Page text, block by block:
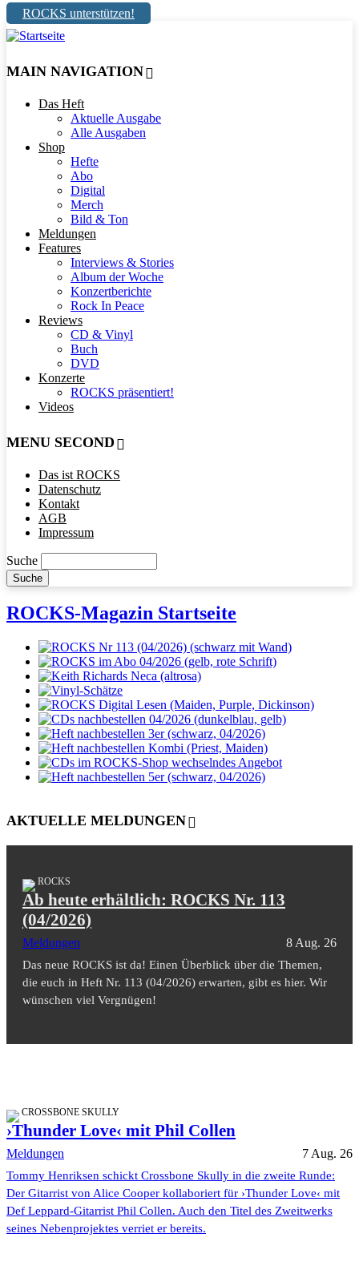
ROCKS unterstützen!
MAIN NAVIGATION
Das Heft
Aktuelle Ausgabe
Alle Ausgaben
Shop
Hefte
Abo
Digital
Merch
Bild & Ton
Meldungen
Features
Interviews & Stories
Album der Woche
Konzertberichte
Rock In Peace
Reviews
CD & Vinyl
Buch
DVD
Konzerte
ROCKS präsentiert!
Videos
MENU SECOND
Das ist ROCKS
Datenschutz
Kontakt
AGB
Impressum
Suche
ROCKS-Magazin Startseite
AKTUELLE MELDUNGEN
ROCKS
Ab heute erhältlich: ROCKS Nr. 113
(04/2026)
Meldungen 8 Aug. 26
Das neue ROCKS ist da! Einen Überblick über die Themen,
die euch in Heft Nr. 113 (04/2026) erwarten, gibt es hier. Wir
wünschen viel Vergnügen!
CROSSBONE SKULLY
›Thunder Love‹ mit Phil Collen
Meldungen 7 Aug. 26
Tommy Henriksen schickt Crossbone Skully in die zweite Runde:
Der Gitarrist von Alice Cooper kollaboriert für ›Thunder Love‹ mit
Def Leppard-Gitarrist Phil Collen. Auch den Titel des Zweitwerks
seines Nebenprojektes verriet er bereits.